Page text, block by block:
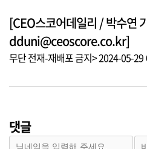
[CEO스코어데일리 / 박수연
dduni@ceoscore.co.kr]
무단 전재-재배포 금지> 2024-05-29
댓글